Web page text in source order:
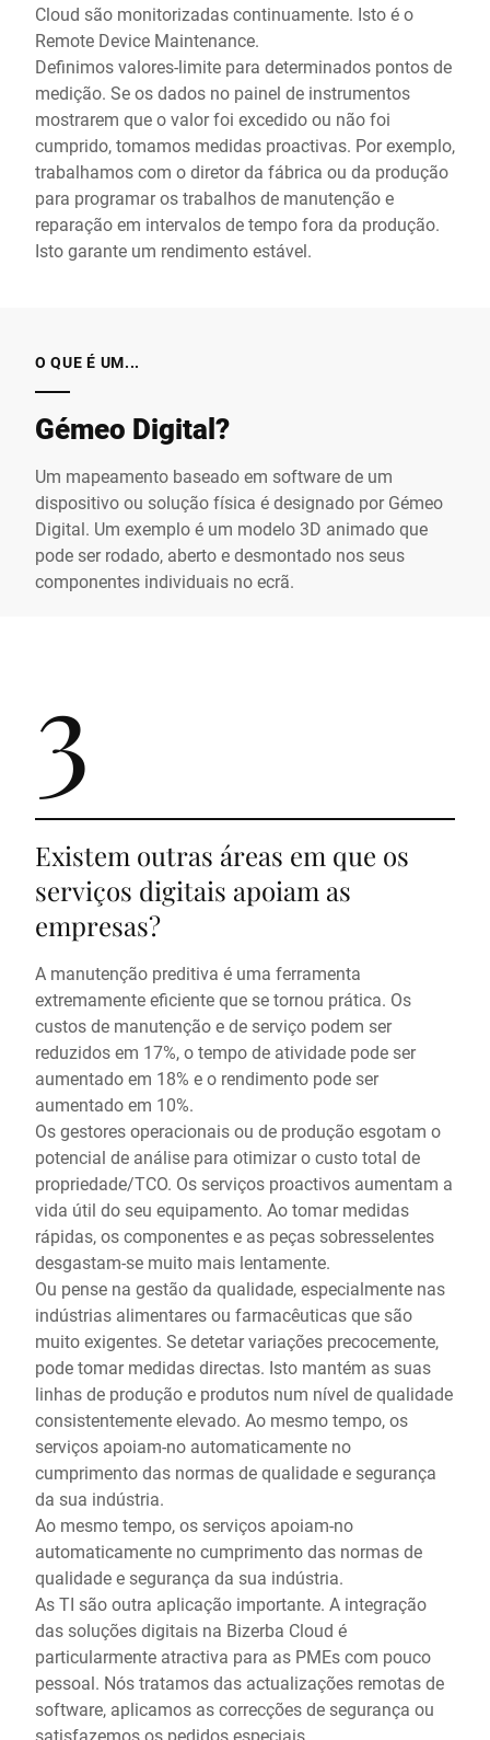
Cloud são monitorizadas continuamente. Isto é o
Remote Device Maintenance.
Definimos valores-limite para determinados pontos de
medição. Se os dados no painel de instrumentos
mostrarem que o valor foi excedido ou não foi
cumprido, tomamos medidas proactivas. Por exemplo,
trabalhamos com o diretor da fábrica ou da produção
para programar os trabalhos de manutenção e
reparação em intervalos de tempo fora da produção.
Isto garante um rendimento estável.
O QUE É UM...
Gémeo Digital?
Um mapeamento baseado em software de um
dispositivo ou solução física é designado por Gémeo
Digital. Um exemplo é um modelo 3D animado que
pode ser rodado, aberto e desmontado nos seus
componentes individuais no ecrã.
3
Existem outras áreas em que os
serviços digitais apoiam as
empresas?
A manutenção preditiva é uma ferramenta
extremamente eficiente que se tornou prática. Os
custos de manutenção e de serviço podem ser
reduzidos em 17%, o tempo de atividade pode ser
aumentado em 18% e o rendimento pode ser
aumentado em 10%.
Os gestores operacionais ou de produção esgotam o
potencial de análise para otimizar o custo total de
propriedade/TCO. Os serviços proactivos aumentam a
vida útil do seu equipamento. Ao tomar medidas
rápidas, os componentes e as peças sobresselentes
desgastam-se muito mais lentamente.
Ou pense na gestão da qualidade, especialmente nas
indústrias alimentares ou farmacêuticas que são
muito exigentes. Se detetar variações precocemente,
pode tomar medidas directas. Isto mantém as suas
linhas de produção e produtos num nível de qualidade
consistentemente elevado. Ao mesmo tempo, os
serviços apoiam-no automaticamente no
cumprimento das normas de qualidade e segurança
da sua indústria.
Ao mesmo tempo, os serviços apoiam-no
automaticamente no cumprimento das normas de
qualidade e segurança da sua indústria.
As TI são outra aplicação importante. A integração
das soluções digitais na Bizerba Cloud é
particularmente atractiva para as PMEs com pouco
pessoal. Nós tratamos das actualizações remotas de
software, aplicamos as correcções de segurança ou
satisfazemos os pedidos especiais.